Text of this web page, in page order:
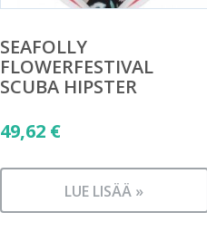
SEAFOLLY
FLOWERFESTIVAL
SCUBA HIPSTER
49,62 €
LUE LISÄÄ »